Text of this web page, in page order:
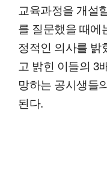
교육과정을 개설
를 질문했을 때에
정적인 의사를 밝
고 밝힌 이들의 3
망하는 공시생들
된다.